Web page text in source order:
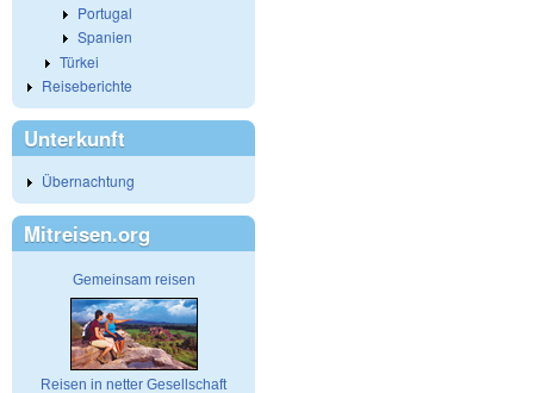
Portugal
Spanien
Türkei
Reiseberichte
Unterkunft
Übernachtung
Mitreisen.org
Gemeinsam reisen
Reisen in netter Gesellschaft